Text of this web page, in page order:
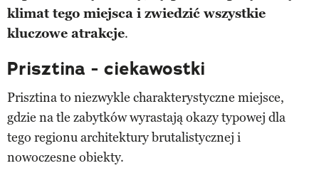
klimat tego miejsca i zwiedzić wszystkie
kluczowe atrakcje.
Prisztina - ciekawostki
Prisztina to niezwykle charakterystyczne miejsce,
gdzie na tle zabytków wyrastają okazy typowej dla
tego regionu architektury brutalistycznej i
nowoczesne obiekty.